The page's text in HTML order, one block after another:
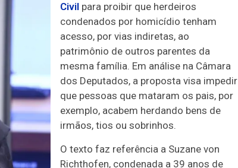
Civilpara proibir que herdeiros
condenados por homicídio tenham
acesso, por vias indiretas, ao
patrimônio de outros parentes da
mesma família. Em análise na Câmara
dos Deputados, a proposta visa impedir
que pessoas que mataram os pais, por
exemplo, acabem herdando bens de
irmãos, tios ou sobrinhos.
O texto faz referência a Suzane von
Richthofen, condenada a 39 anos de